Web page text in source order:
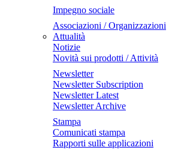
Impegno sociale
Associazioni / Organizzazioni
Attualità
Notizie
Novità sui prodotti / Attività
Newsletter
Newsletter Subscription
Newsletter Latest
Newsletter Archive
Stampa
Comunicati stampa
Rapporti sulle applicazioni